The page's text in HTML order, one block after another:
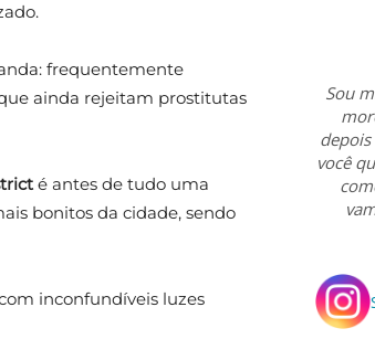
frequentemente
ainda rejeitam prostitutas
é antes de tudo uma
bonitos da cidade, sendo
inconfundíveis luzes
Sou
você